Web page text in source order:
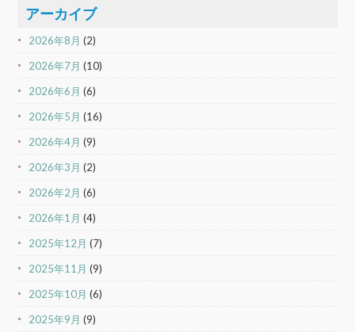
アーカイブ
2026年8月 (2)
2026年7月 (10)
2026年6月 (6)
2026年5月 (16)
2026年4月 (9)
2026年3月 (2)
2026年2月 (6)
2026年1月 (4)
2025年12月 (7)
2025年11月 (9)
2025年10月 (6)
2025年9月 (9)